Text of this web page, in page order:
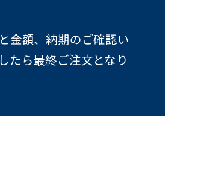
金額、納期のご確認い
たら最終ご注文となり